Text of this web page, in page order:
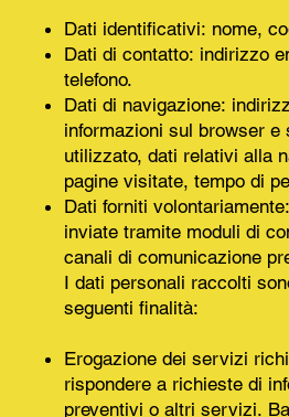
Dati identificativi: nome,
Dati di contatto: indirizzo
telefono.
Dati di navigazione:
informazioni sul browser e
utilizzato, dati relativi alla
pagine visitate, tempo di
Dati forniti
inviate tramite moduli di
canali di comunicazione
I dati personali raccolti
seguenti finalità:
Erogazione dei servizi
rispondere a richieste di
preventivi o altri servizi.